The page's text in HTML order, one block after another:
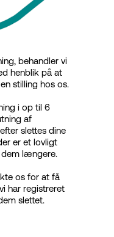
behandler vi
henblik på at
stilling hos os.
i op til 6
af
slettes dine
er et lovligt
længere.
os for at få
har registreret
slettet.